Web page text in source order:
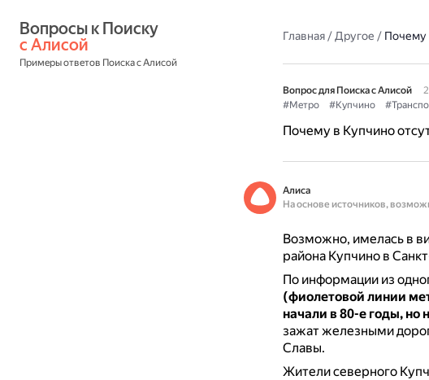
с Алисой
Примеры ответов Поиска с Алисой
Главная/Другое / Почему
Вопрос для Поиска с Алисой
#Метро
#Купчино
Почему в Купчино
Алиса
На основе источников,
Возможно, имелась в
района Купчино в
По информации из
(фиолетовой линии
начали в 80-е годы, но
зажат железными
Славы.
Жители северного